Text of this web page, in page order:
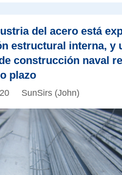
del acero está
estructural interna, y
construcción naval
plazo
SunSirs (John)